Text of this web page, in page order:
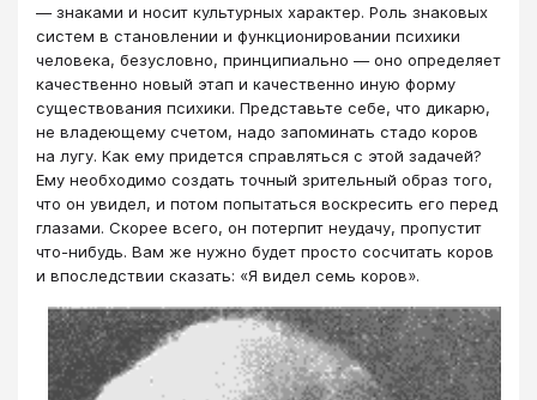
— знаками и носит культурных характер. Роль знаковых
систем в становлении и функционировании психики
человека, безусловно, принципиально — оно определяет
качественно новый этап и качественно иную форму
существования психики. Представьте себе, что дикарю,
не владеющему счетом, надо запоминать стадо коров
на лугу. Как ему придется справляться с этой задачей?
Ему необходимо создать точный зрительный образ того,
что он увидел, и потом попытаться воскресить его перед
глазами. Скорее всего, он потерпит неудачу, пропустит
что-нибудь. Вам же нужно будет просто сосчитать коров
и впоследствии сказать: «Я видел семь коров».